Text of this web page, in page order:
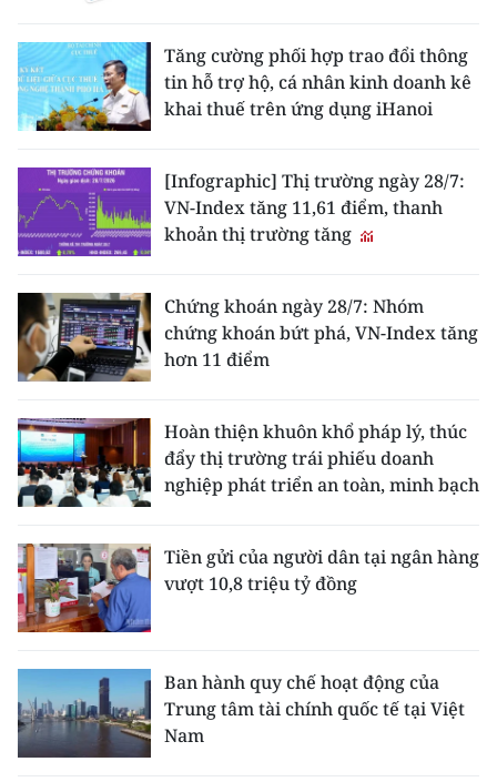
Tăng cường phối hợp trao đổi thông
tin hỗ trợ hộ, cá nhân kinh doanh kê
khai thuế trên ứng dụng iHanoi
[Infographic] Thị trường ngày 28/7:
VN-Index tăng 11,61 điểm, thanh
khoản thị trường tăng
Chứng khoán ngày 28/7: Nhóm
chứng khoán bứt phá, VN-Index tăng
hơn 11 điểm
Hoàn thiện khuôn khổ pháp lý, thúc
đẩy thị trường trái phiếu doanh
nghiệp phát triển an toàn, minh bạch
Tiền gửi của người dân tại ngân hàng
vượt 10,8 triệu tỷ đồng
Ban hành quy chế hoạt động của
Trung tâm tài chính quốc tế tại Việt
Nam